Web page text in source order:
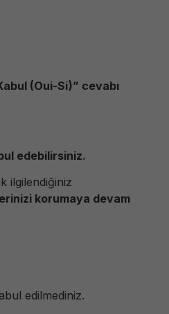
(Oui-Si)” cevabı
edebilirsiniz.
ilgilendiğiniz
korumaya devam
edilmediniz.